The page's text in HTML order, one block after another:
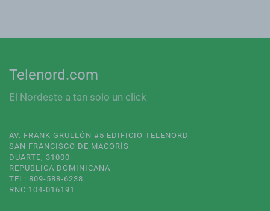
Telenord.com
El Nordeste a tan solo un click
AV. FRANK GRULLÓN #5 EDIFICIO TELENORD
SAN FRANCISCO DE MACORÍS
DUARTE, 31000
REPUBLICA DOMINICANA
TEL: 809-588-6238
RNC:104-016191